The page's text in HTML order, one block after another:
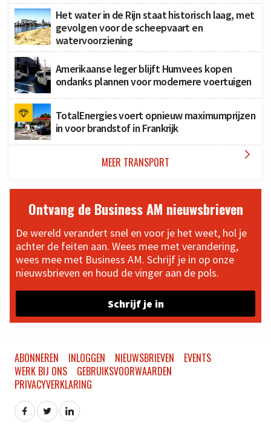
Het water in de Rijn staat historisch laag, met
gevolgen voor de scheepvaart en
watervoorziening
Amerikaanse leger blijft Humvees kopen
ondanks plannen voor modernere voertuigen
TotalEnergies voert opnieuw maximumprijzen
in voor brandstof in Frankrijk
MEER TRANSPORT 
Ontvang de Business AM nieuwsbrieven
De wereld verandert snel en voor je het weet, hol je
achter de feiten aan. Wees mee met verandering,
wees mee met Business AM. Schrijf je in op onze
nieuwsbrieven en houd de vinger aan de pols.
Schrijf je in
ABONNEREN INLOGGEN NIEUWSBRIEVEN
EVENTS
WERK BIJ ONS
GEBRUIKSVOORWAARDEN
PRIVACYVERKLARING